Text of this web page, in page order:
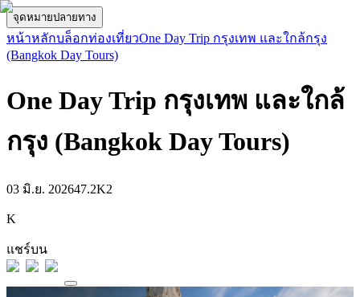
จุดหมายปลายทาง
หน้าหลักบล็อกท่องเที่ยวOne Day Trip กรุงเทพ และใกล้กรุง
(Bangkok Day Tours)
One Day Trip กรุงเทพ และใกล้
กรุง (Bangkok Day Tours)
03 มิ.ย. 202647.2K2
K
แชร์บน